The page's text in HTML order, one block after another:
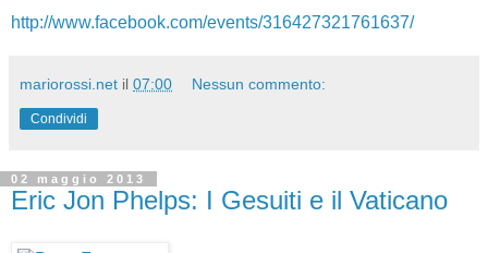
http://www.facebook.com/events/316427321761637/
mariorossi.net il 07:00 Nessun commento:
Condividi
02 maggio 2013
Eric Jon Phelps: I Gesuiti e il Vaticano